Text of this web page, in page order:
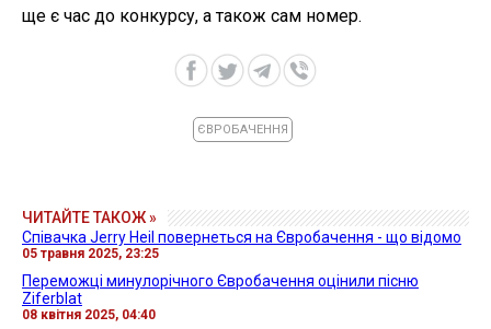
ще є час до конкурсу, а також сам номер.
ЄВРОБАЧЕННЯ
ЧИТАЙТЕ ТАКОЖ »
Співачка Jerry Heil повернеться на Євробачення - що відомо
05 травня 2025, 23:25
Переможці минулорічного Євробачення оцінили пісню
Ziferblat
08 квітня 2025, 04:40